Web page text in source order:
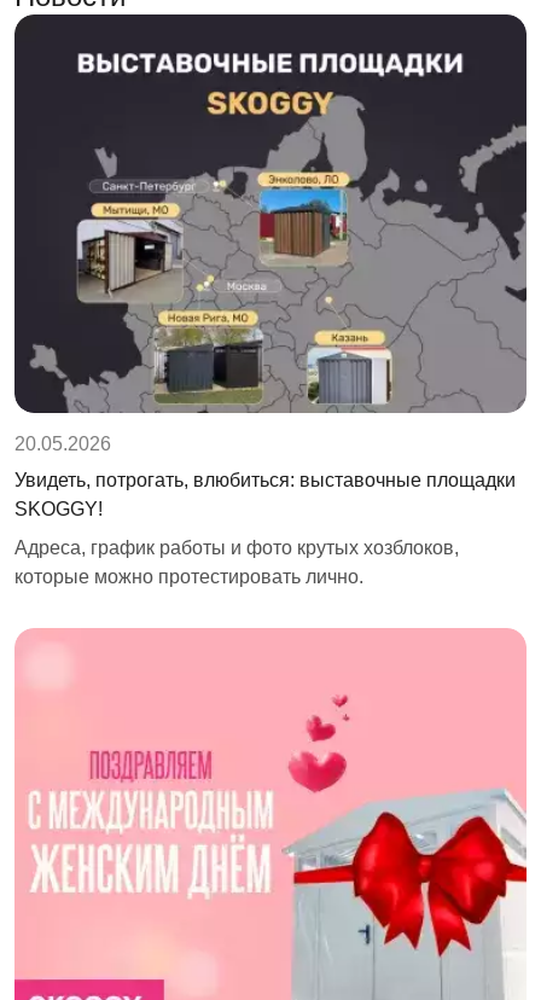
20.05.2026
Увидеть, потрогать, влюбиться: выставочные площадки
SKOGGY!
Адреса, график работы и фото крутых хозблоков,
которые можно протестировать лично.